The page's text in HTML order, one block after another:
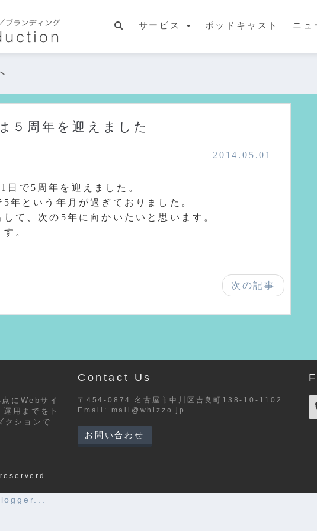
サービス ポッドキャスト ニュ
周年を迎えました
2014.05.01
で5周年を迎えました。
年という年月が過ぎておりました。
て、次の5年に向かいたいと思います。
。
次の記事
にWebサイ
用までをト
クションで
Contact Us
〒454-0874 名古屋市中川区吉良町138-10-1102
Email: mail@whizzo.jp
お問い合わせ